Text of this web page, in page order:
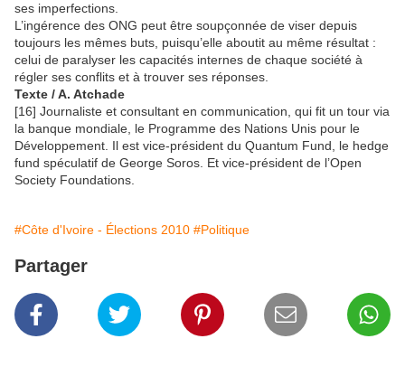
ses imperfections.
L’ingérence des ONG peut être soupçonnée de viser depuis
toujours les mêmes buts, puisqu’elle aboutit au même résultat :
celui de paralyser les capacités internes de chaque société à
régler ses conflits et à trouver ses réponses.
Texte / A. Atchade
[16] Journaliste et consultant en communication, qui fit un tour via
la banque mondiale, le Programme des Nations Unis pour le
Développement. Il est vice-président du Quantum Fund, le hedge
fund spéculatif de George Soros. Et vice-président de l’Open
Society Foundations.
#Côte d'Ivoire - Élections 2010 #Politique
Partager